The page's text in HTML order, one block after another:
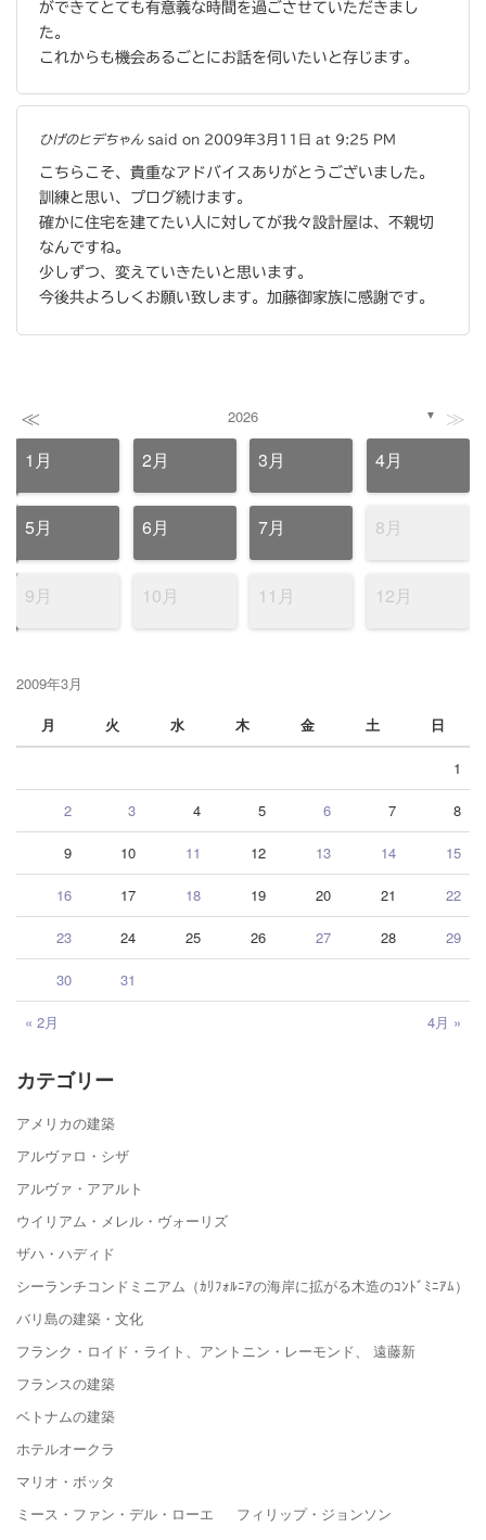
ができてとても有意義な時間を過ごさせていただきまし
た。
これからも機会あるごとにお話を伺いたいと存じます。
ひげのヒデちゃん said on 2009年3月11日 at 9:25 PM
こちらこそ、貴重なアドバイスありがとうございました。
訓練と思い、プログ続けます。
確かに住宅を建てたい人に対してが我々設計屋は、不親切
なんですね。
少しずつ、変えていきたいと思います。
今後共よろしくお願い致します。加藤御家族に感謝です。
≪ 2026 ▼ ≫
1月 2月 3月 4月
5月 6月 7月 8月
9月 10月 11月 12月
2009年3月
月
火 水 木 金 土 日
« 2月 4月 »
1
2 3 4 5 6 7 8
9 10 11 12 13 14 15
16 17 18 19 20 21 22
23 24 25 26 27 28 29
30 31
カテゴリー
アメリカの建築
アルヴァロ・シザ
アルヴァ・アアルト
ウイリアム・メレル・ヴォーリズ
ザハ・ハディド
シーランチコンドミニアム（ｶﾘﾌｫﾙﾆｱの海岸に拡がる木造のｺﾝﾄﾞﾐﾆｱﾑ）
バリ島の建築・文化
フランク・ロイド・ライト、アントニン・レーモンド、 遠藤新
フランスの建築
ベトナムの建築
ホテルオークラ
マリオ・ボッタ
ミース・ファン・デル・ローエ フィリップ・ジョンソン